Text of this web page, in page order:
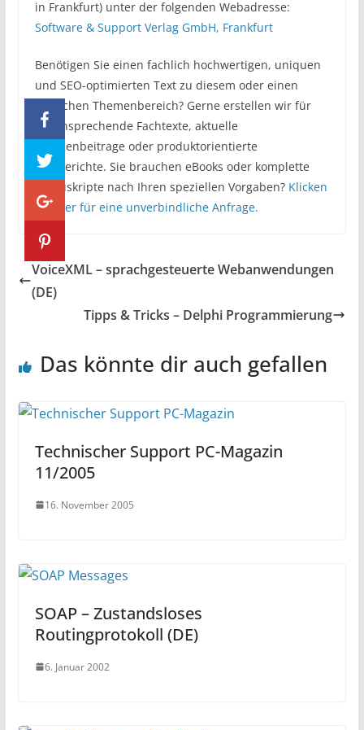
in Frankfurt) unter der folgenden Webadresse:
Software & Support Verlag GmbH, Frankfurt
Benötigen Sie einen fachlich hochwertigen, uniquen
und SEO-optimierten Text zu diesem oder einen
ähnlichen Themenbereich? Gerne erstellen wir für
Sie ansprechende Fachtexte, aktuelle
Themenbeitrage oder produktorientierte
Testberichte. Sie brauchen eBooks oder komplette
Manuskripte nach Ihren speziellen Vorgaben? Klicken
Sie hier für eine unverbindliche Anfrage.
VoiceXML – sprachgesteuerte Webanwendungen
(DE)
Tipps & Tricks – Delphi Programmierung
Das könnte dir auch gefallen
Technischer Support PC-Magazin
11/2005
16. November 2005
SOAP – Zustandsloses
Routingprotokoll (DE)
6. Januar 2002